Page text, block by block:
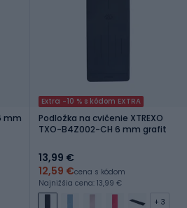
mm
Extra -10 % s kódom EXTRA
Podložka na cvičenie XTREXO
TXO-B4Z002-CH 6 mm grafit
13,99 €
12,59 €cena s kódom
Najnižšia cena: 13,99 €
+ 3